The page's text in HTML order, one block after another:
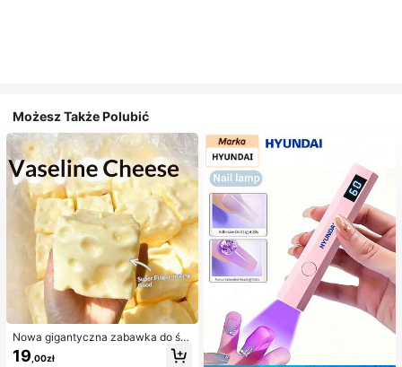
Możesz Także Polubić
Nowa gigantyczna zabawka do ści
skania w kształcie sera z nadzienie
m, kwadratowa piłka serowa do ści
19 ,00zł